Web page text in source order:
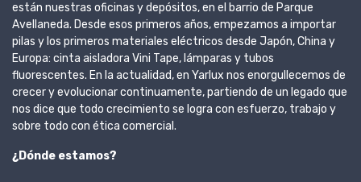
están nuestras oficinas y depósitos, en el barrio de Parque
Avellaneda. Desde esos primeros años, empezamos a importar
pilas y los primeros materiales eléctricos desde Japón, China y
Europa: cinta aisladora Vini Tape, lámparas y tubos
fluorescentes. En la actualidad, en Yarlux nos enorgullecemos de
crecer y evolucionar continuamente, partiendo de un legado que
nos dice que todo crecimiento se logra con esfuerzo, trabajo y
sobre todo con ética comercial.
¿Dónde estamos?